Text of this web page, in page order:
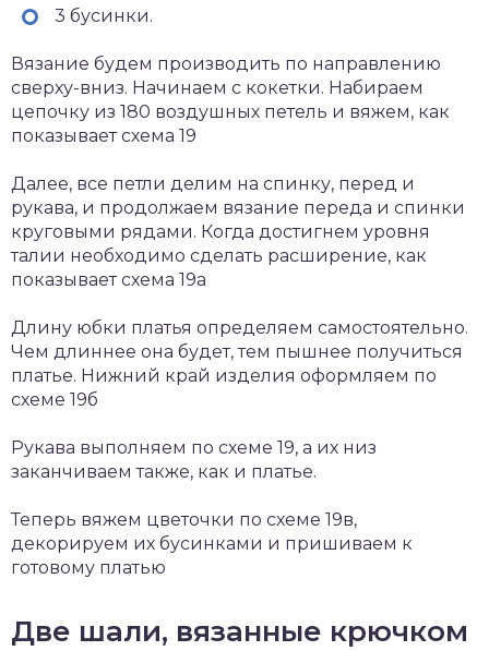
3 бусинки.
Вязание будем производить по направлению
сверху-вниз. Начинаем с кокетки. Набираем
цепочку из 180 воздушных петель и вяжем, как
показывает схема 19
Далее, все петли делим на спинку, перед и
рукава, и продолжаем вязание переда и спинки
круговыми рядами. Когда достигнем уровня
талии необходимо сделать расширение, как
показывает схема 19а
Длину юбки платья определяем самостоятельно.
Чем длиннее она будет, тем пышнее получиться
платье. Нижний край изделия оформляем по
схеме 19б
Рукава выполняем по схеме 19, а их низ
заканчиваем также, как и платье.
Теперь вяжем цветочки по схеме 19в,
декорируем их бусинками и пришиваем к
готовому платью
Две шали, вязанные крючком